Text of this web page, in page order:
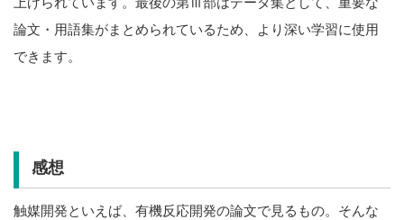
論文・用語集がまとめられているため、より深い学習に使用
できます。
感想
触媒開発といえば、有機反応開発の論文で見るもの。そんな